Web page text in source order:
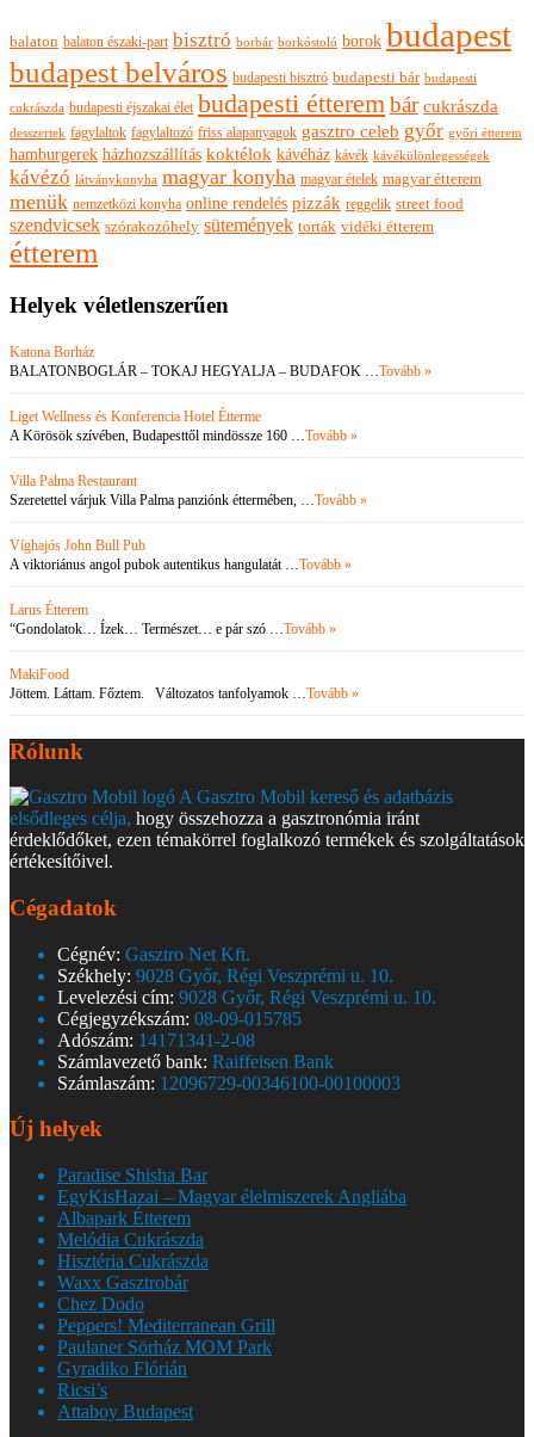
balaton balaton északi-part bisztró borbár borkóstoló borok budapest
budapest belváros budapesti bisztró budapesti bár budapesti
cukrászda budapesti éjszakai élet budapesti étterembár cukrászda
desszertek fagylaltok fagylaltozó friss alapanyagok gasztro celeb győr győri étterem
hamburgerek házhozszállítás koktélok kávéház kávék kávékülönlegességek
kávézó látványkonyha magyar konyha magyar ételek magyar étterem
menük nemzetközi konyha online rendelés pizzák reggelik street food
szendvicsek szórakozóhely sütemények torták vidéki étterem
étterem
Helyek véletlenszerűen
Katona Borház
BALATONBOGLÁR – TOKAJ HEGYALJA – BUDAFOK …Tovább »
Liget Wellness és Konferencia Hotel Étterme
A Körösök szívében, Budapesttől mindössze 160 …Tovább »
Villa Palma Restaurant
Szeretettel várjuk Villa Palma panziónk éttermében, …Tovább »
Víghajós John Bull Pub
A viktoriánus angol pubok autentikus hangulatát …Tovább »
Larus Étterem
“Gondolatok… Ízek… Természet… e pár szó …Tovább »
MakiFood
Jöttem. Láttam. Főztem. Változatos tanfolyamok …Tovább »
Rólunk
A Gasztro Mobil kereső és adatbázis
elsődleges célja, hogy összehozza a gasztronómia iránt
érdeklődőket, ezen témakörrel foglalkozó termékek és szolgáltatások
értékesítőivel.
Cégadatok
Cégnév: Gasztro Net Kft.
Székhely: 9028 Győr, Régi Veszprémi u. 10.
Levelezési cím: 9028 Győr, Régi Veszprémi u. 10.
Cégjegyzékszám: 08-09-015785
Adószám: 14171341-2-08
Számlavezető bank: Raiffeisen Bank
Számlaszám: 12096729-00346100-00100003
Új helyek
Paradise Shisha Bar
EgyKisHazai – Magyar élelmiszerek Angliába
Albapark Étterem
Melódia Cukrászda
Hisztéria Cukrászda
Waxx Gasztrobár
Chez Dodo
Peppers! Mediterranean Grill
Paulaner Sörház MOM Park
Gyradiko Flórián
Ricsi’s
Attaboy Budapest